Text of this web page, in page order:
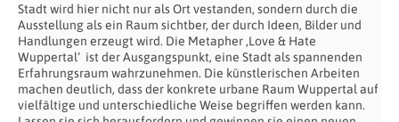
Stadt wird hier nicht nur als Ort vestanden, sondern durch die
Ausstellung als ein Raum sichtber, der durch Ideen, Bilder und
Handlungen erzeugt wird. Die Metapher ‚Love & Hate
Wuppertal‘ ist der Ausgangspunkt, eine Stadt als spannenden
Erfahrungsraum wahrzunehmen. Die künstlerischen Arbeiten
machen deutlich, dass der konkrete urbane Raum Wuppertal auf
vielfältige und unterschiedliche Weise begriffen werden kann.